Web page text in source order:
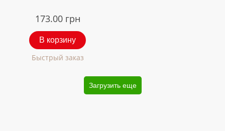
173.00 грн
В корзину
Быстрый заказ
Загрузить еще